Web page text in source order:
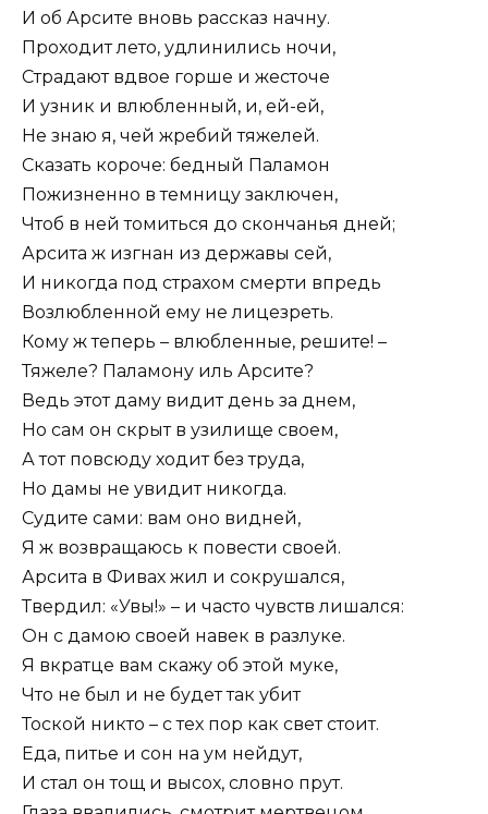
И об Арсите вновь рассказ начну.
Проходит лето, удлинились ночи,
Страдают вдвое горше и жесточе
И узник и влюбленный, и, ей-ей,
Не знаю я, чей жребий тяжелей.
Сказать короче: бедный Паламон
Пожизненно в темницу заключен,
Чтоб в ней томиться до скончанья дней;
Арсита ж изгнан из державы сей,
И никогда под страхом смерти впредь
Возлюбленной ему не лицезреть.
Кому ж теперь – влюбленные, решите! –
Тяжеле? Паламону иль Арсите?
Ведь этот даму видит день за днем,
Но сам он скрыт в узилище своем,
А тот повсюду ходит без труда,
Но дамы не увидит никогда.
Судите сами: вам оно видней,
Я ж возвращаюсь к повести своей.
Арсита в Фивах жил и сокрушался,
Твердил: «Увы!» – и часто чувств лишался:
Он с дамою своей навек в разлуке.
Я вкратце вам скажу об этой муке,
Что не был и не будет так убит
Тоской никто – с тех пор как свет стоит.
Еда, питье и сон на ум нейдут,
И стал он тощ и высох, словно прут.